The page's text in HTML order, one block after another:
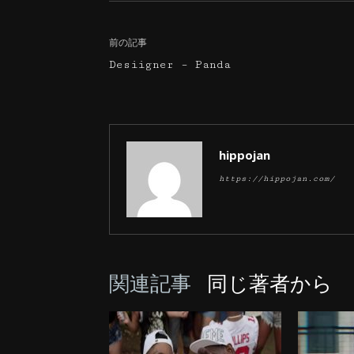
前の記事
Desiigner – Panda
hippojan
https://hippojan.com/
関連記事 同じ著者から